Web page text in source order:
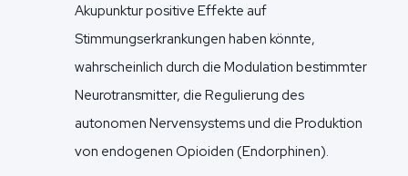
Akupunktur positive Effekte auf
Stimmungserkrankungen haben könnte,
wahrscheinlich durch die Modulation bestimmter
Neurotransmitter, die Regulierung des
autonomen Nervensystems und die Produktion
von endogenen Opioiden (Endorphinen).